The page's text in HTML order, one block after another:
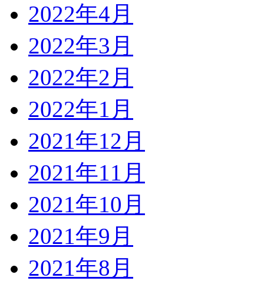
2022年4月
2022年3月
2022年2月
2022年1月
2021年12月
2021年11月
2021年10月
2021年9月
2021年8月